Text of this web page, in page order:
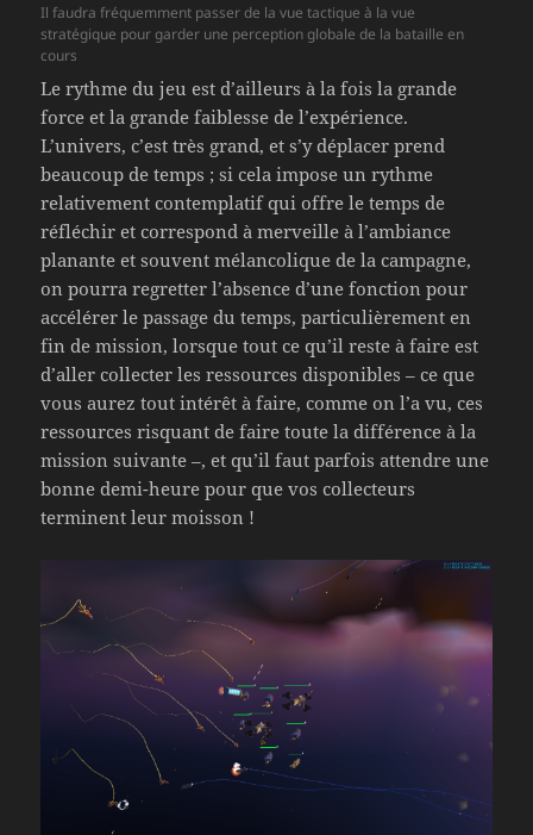
Il faudra fréquemment passer de la vue tactique à la vue
stratégique pour garder une perception globale de la bataille en
cours
Le rythme du jeu est d’ailleurs à la fois la grande
force et la grande faiblesse de l’expérience.
L’univers, c’est très grand, et s’y déplacer prend
beaucoup de temps ; si cela impose un rythme
relativement contemplatif qui offre le temps de
réfléchir et correspond à merveille à l’ambiance
planante et souvent mélancolique de la campagne,
on pourra regretter l’absence d’une fonction pour
accélérer le passage du temps, particulièrement en
fin de mission, lorsque tout ce qu’il reste à faire est
d’aller collecter les ressources disponibles – ce que
vous aurez tout intérêt à faire, comme on l’a vu, ces
ressources risquant de faire toute la différence à la
mission suivante –, et qu’il faut parfois attendre une
bonne demi-heure pour que vos collecteurs
terminent leur moisson !